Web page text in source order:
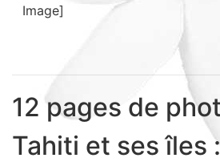
Epicerie fine (72)
Sacs, Bijoux et Accessoires (33)
Loisirs (19)
Image]
12 pages de
Tahiti et ses îles